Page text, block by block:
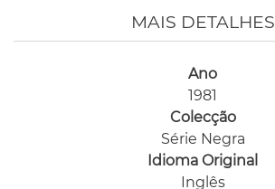
MAIS DETALHES
Ano
1981
Colecção
Série Negra
Idioma Original
Inglês